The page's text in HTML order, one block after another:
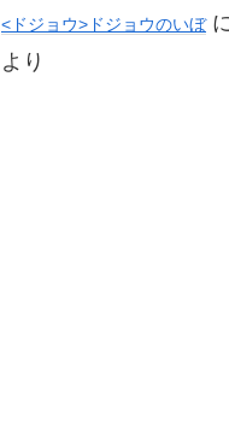
<ドジョウ>ドジョウのいぼ
より